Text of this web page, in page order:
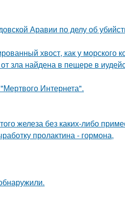
Аравии по делу об
хвост, как у морского
зла найдена в пещере в
Интернета".
железа без каких-либо
пролактина - гормона,